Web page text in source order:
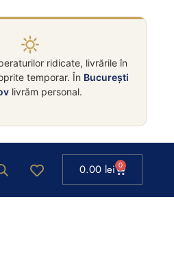
ridicate, livrările în
temporar. În București
livrăm personal.
0.00 lei 0